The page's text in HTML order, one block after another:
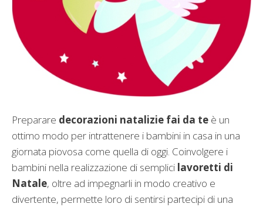
Preparare decorazioni natalizie fai da te è un
ottimo modo per intrattenere i bambini in casa in una
giornata piovosa come quella di oggi. Coinvolgere i
bambini nella realizzazione di semplici lavoretti di
Natale, oltre ad impegnarli in modo creativo e
divertente, permette loro di sentirsi partecipi di una